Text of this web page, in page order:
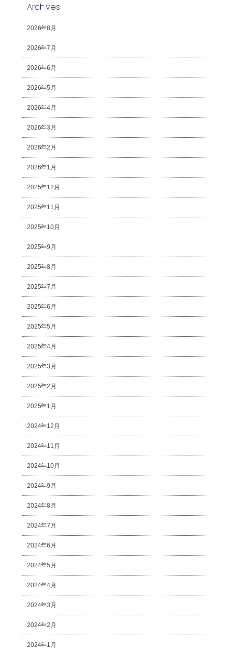
Archives
2026年8月
2026年7月
2026年6月
2026年5月
2026年4月
2026年3月
2026年2月
2026年1月
2025年12月
2025年11月
2025年10月
2025年9月
2025年8月
2025年7月
2025年6月
2025年5月
2025年4月
2025年3月
2025年2月
2025年1月
2024年12月
2024年11月
2024年10月
2024年9月
2024年8月
2024年7月
2024年6月
2024年5月
2024年4月
2024年3月
2024年2月
2024年1月